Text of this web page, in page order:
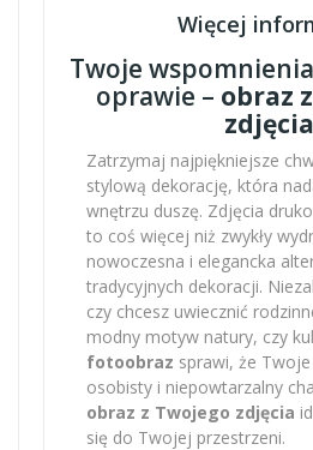
Więcej
Twoje
oprawie – obraz
zdjęcia
Zatrzymaj najpiękniejsze
stylową dekorację, która
wnętrzu duszę. Zdjęcia
to coś więcej niż zwykły
nowoczesna i elegancka
tradycyjnych dekoracji.
czy chcesz uwiecznić
modny motyw natury, czy
fotoobraz sprawi, że
osobisty i niepowtarzalny
obraz z Twojego zdjęcia
się do Twojej przestrzeni.